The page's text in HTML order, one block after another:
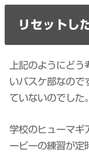
リセットし
上記のようにど
いバスケ部なので
ていないのでした。
学校のヒューマギ
ービーの練習が定